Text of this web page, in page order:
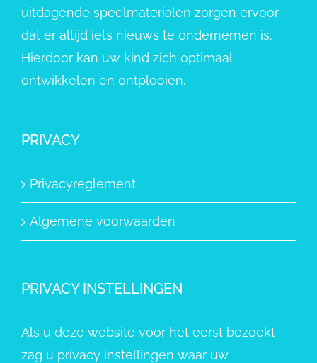
uitdagende speelmaterialen zorgen ervoor
dat er altijd iets nieuws te ondernemen is.
Hierdoor kan uw kind zich optimaal
ontwikkelen en ontplooien.
PRIVACY
Privacyreglement
Algemene voorwaarden
PRIVACY INSTELLINGEN
Als u deze website voor het eerst bezoekt
zag u privacy instellingen waar uw